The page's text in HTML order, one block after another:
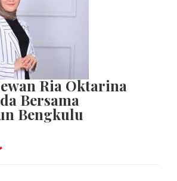
Ria Oktarina
Bersama
Bengkulu